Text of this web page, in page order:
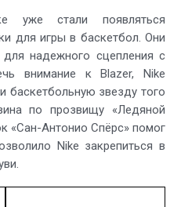
стали появляться
для игры в баскетбол. Они
надежного сцепления с
внимание к Blazer, Nike
баскетбольную звезду того
по прозвищу «Ледяной
«Сан-Антонио Спёрс» помог
Nike закрепиться в